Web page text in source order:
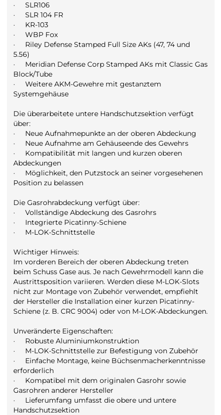
· SLR106
· SLR 104 FR
· KR-103
· WBP Fox
· Riley Defense Stamped Full Size AKs (47, 74 und
5.56)
· Meridian Defense Corp Stamped AKs mit Classic Gas
Block/Tube
· Weitere AKM-Gewehre mit gestanztem
Systemgehäuse
Die überarbeitete untere Handschutzsektion verfügt
über:
· Neue Aufnahmepunkte an der oberen Abdeckung
· Neue Aufnahme am Gehäuseende des Gewehrs
· Kompatibilität mit langen und kurzen oberen
Abdeckungen
· Möglichkeit, den Putzstock an seiner vorgesehenen
Position zu belassen
Die Gasrohrabdeckung verfügt über:
· Vollständige Abdeckung des Gasrohrs
· Integrierte Picatinny-Schiene
· M-LOK-Schnittstelle
Wichtiger Hinweis:
Im vorderen Bereich der oberen Abdeckung treten
beim Schuss Gase aus. Je nach Gewehrmodell kann die
Austrittsposition variieren. Werden diese M-LOK-Slots
nicht zur Montage von Zubehör verwendet, empfiehlt
der Hersteller die Installation einer kurzen Picatinny-
Schiene (z. B. CRC 9004) oder von M-LOK-Abdeckungen.
Unveränderte Eigenschaften:
· Robuste Aluminiumkonstruktion
· M-LOK-Schnittstelle zur Befestigung von Zubehör
· Einfache Montage, keine Büchsenmacherkenntnisse
erforderlich
· Kompatibel mit dem originalen Gasrohr sowie
Gasrohren anderer Hersteller
· Lieferumfang umfasst die obere und untere
Handschutzsektion